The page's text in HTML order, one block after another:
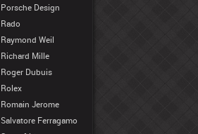
Porsche Design
Rado
Raymond Weil
Richard Mille
Roger Dubuis
Rolex
Romain Jerome
Salvatore Ferragamo